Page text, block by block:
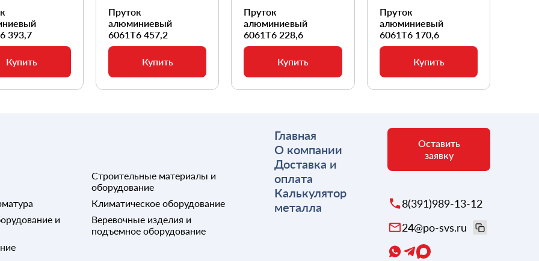
393,7
Купить
Пруток
алюминиевый
6061Т6 457,2
Купить
Пруток
алюминиевый
6061Т6 228,6
Купить
Пруток
алюминиевый
6061Т6 170,6
Купить
Строительные материалы и
оборудование
Климатическое оборудование
и
Веревочные изделия и
подъемное оборудование
Главная
О компании
Доставка и
оплата
Калькулятор
металла
Оставить
заявку
8(391)989-13-12
24@po-svs.ru